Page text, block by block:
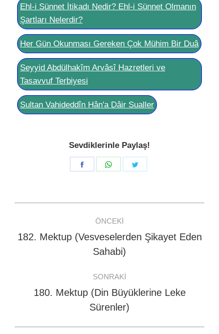
Ehl-i Sünnet İtikadı Nedir? Ehl-i Sünnet Olmanın
Şartları Nelerdir?
Her Gün Okunması Gereken Çok Mühim Bir Duâ
Seyyid Abdülhakîm Arvâsî Hazretleri ve
Tasavvuf Terbiyesi
Sultan Vahideddîn Hân'a Dâir Sualler
Sevdiklerinle Paylaş!
Share
Share
navigation
ÖNCEKI
Previous
post:
182. Mektup (Vesveselerden Şikayet Eden
Sahabi)
SONRAKI
Next
post:
180. Mektup (Din Büyüklerine Leke
Sürenler)